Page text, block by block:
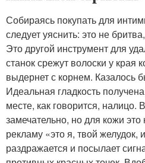
Собираясь покупать для
следует уяснить: это не
Это другой инструмент для
станок срежут волоски у края
выдернет с корнем. Казалось
Идеальная гладкость
месте, как говорится, налицо.
замечательно, но для кожи
рекламу «это я, твой
раздражается и посылает